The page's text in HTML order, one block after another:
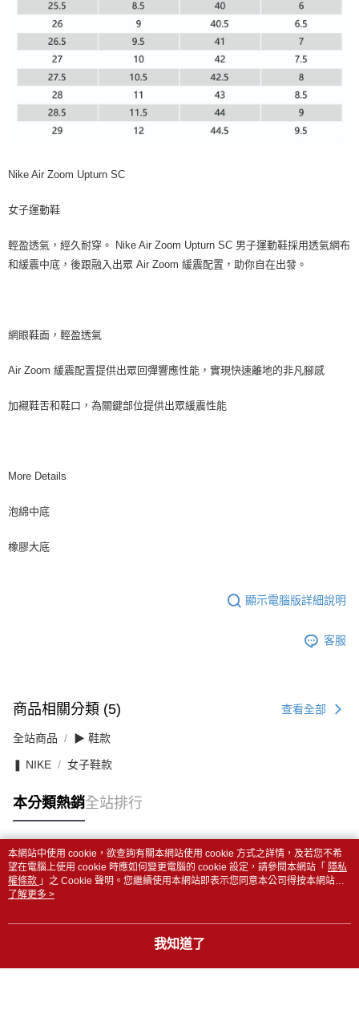
Nike Air Zoom Upturn SC
女子運動鞋
輕盈透氣，經久耐穿。 Nike Air Zoom Upturn SC 男子運動鞋採用透氣網布
和緩震中底，後跟融入出眾 Air Zoom 緩震配置，助你自在出發。
網眼鞋面，輕盈透氣
Air Zoom 緩震配置提供出眾回彈響應性能，實現快速離地的非凡腳感
加襯鞋舌和鞋口，為關鍵部位提供出眾緩震性能
More Details
泡綿中底
橡膠大底
顯示電腦版詳細說明
客服
商品相關分類 (5) 查看全部
全站商品 ▶ 鞋款
❚ NIKE 女子鞋款
本分類熱銷全站排行
熱門標籤
本網站中使用 cookie，欲查詢有關本網站使用 cookie 方式之詳情，及若您不希
望在電腦上使用 cookie 時應如何變更電腦的 cookie 設定，請參閱本網站「 隱私
權條款 」之 Cookie 聲明。您繼續使用本網站即表示您同意本公司得按本網站使
用條款之 Cookie 聲明使用 cookie。
了解更多 >
我知道了